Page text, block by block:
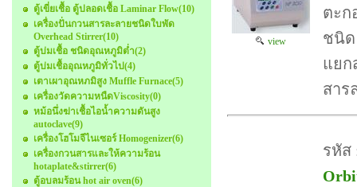
ตู้เขี่ยเชื้อ ตู้ปลอดเชื้อ Laminar Flow(10)
เครื่องปั่นกวนสารละลายชนิดใบพัด
Overhead Stirrer(10)
ตู้บ่มเชื้อ ชนิดอุณหภูมิต่ำ(2)
ตู้บ่มเชื้ออุณหภูมิทั่วไป(4)
เตาเผาอุณหภมิสูง Muffle Furnace(5)
เครื่องวัดความหนืดViscosity(0)
หม้อนึ่งฆ่าเชื้อไอน้ำความดันสูง
autoclave(9)
เครื่องโฮโมจีไนเซอร์ Homogenizer(6)
เครื่องกวนสารและให้ความร้อน
hotaplate&stirrer(6)
ตู้อบลมร้อน hot air oven(6)
view
ตะก
ชนิด
แยก
สาร
รหัส